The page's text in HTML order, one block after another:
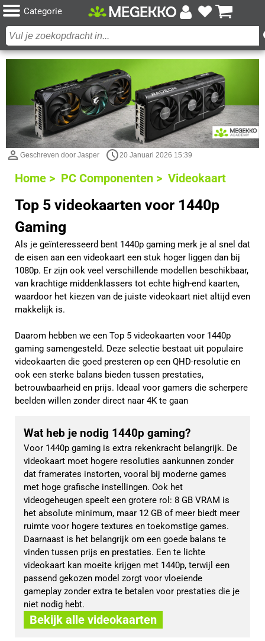
Categorie
Geschreven door Jasper 20 Januari 2026 15:39
Home > PC Componenten > Videokaart
Top 5 videokaarten voor 1440p
Gaming
Als je geïnteresseerd bent 1440p gaming merk je al snel dat
de eisen aan een videokaart een stuk hoger liggen dan bij
1080p. Er zijn ook veel verschillende modellen beschikbaar,
van krachtige middenklassers tot echte high-end kaarten,
waardoor het kiezen van de juiste videokaart niet altijd even
makkelijk is.
Daarom hebben we een Top 5 videokaarten voor 1440p
gaming samengesteld. Deze selectie bestaat uit populaire
videokaarten die goed presteren op een QHD-resolutie en
ook een sterke balans bieden tussen prestaties,
betrouwbaarheid en prijs. Ideaal voor gamers die scherpere
beelden willen zonder direct naar 4K te gaan
Wat heb je nodig 1440p gaming?
Voor 1440p gaming is extra rekenkracht belangrijk. De
videokaart moet hogere resoluties aankunnen zonder
dat framerates instorten, vooral bij moderne games
met hoge grafische instellingen. Ook het
videogeheugen speelt een grotere rol: 8 GB VRAM is
het absolute minimum, maar 12 GB of meer biedt meer
ruimte voor hogere textures en toekomstige games.
Daarnaast is het belangrijk om een goede balans te
vinden tussen prijs en prestaties. Een te lichte
videokaart kan moeite krijgen met 1440p, terwijl een
passend gekozen model zorgt voor vloeiende
gameplay zonder extra te betalen voor prestaties die je
niet nodig hebt.
Bekijk alle videokaarten